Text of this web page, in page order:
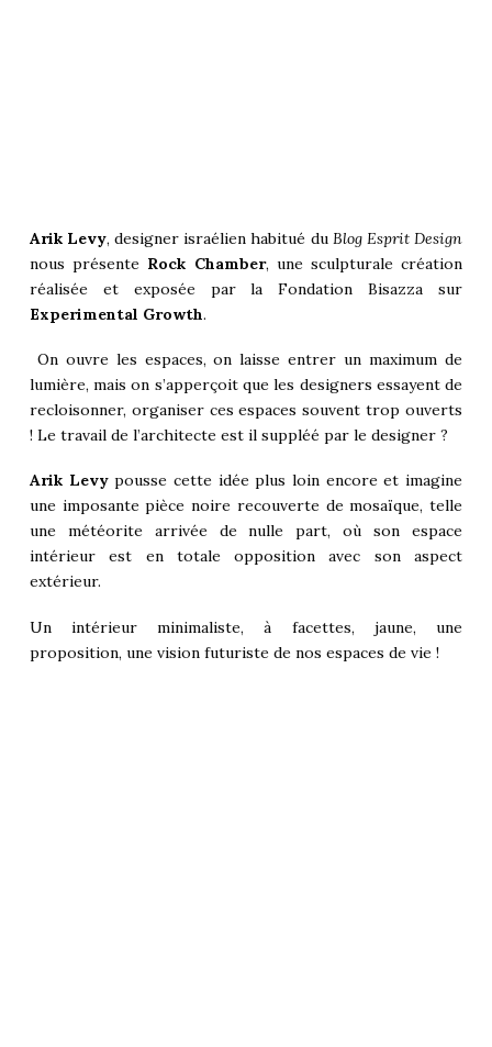
Arik Levy, designer israélien habitué du Blog Esprit Design
nous présente Rock Chamber, une sculpturale création
réalisée et exposée par la Fondation Bisazza sur
Experimental Growth.
On ouvre les espaces, on laisse entrer un maximum de
lumière, mais on s’apperçoit que les designers essayent de
recloisonner, organiser ces espaces souvent trop ouverts
! Le travail de l’architecte est il suppléé par le designer ?
Arik Levypousse cette idée plus loin encore et imagine
une imposante pièce noire recouverte de mosaïque, telle
une météorite arrivée de nulle part, où son espace
intérieur est en totale opposition avec son aspect
extérieur.
Un intérieur minimaliste, à facettes, jaune, une
proposition, une vision futuriste de nos espaces de vie !